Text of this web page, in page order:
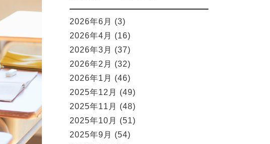
2026年6月
(3)
2026年4月
(16)
2026年3月
(37)
2026年2月
(32)
2026年1月
(46)
2025年12月
(49)
2025年11月
(48)
2025年10月
(51)
2025年9月
(54)